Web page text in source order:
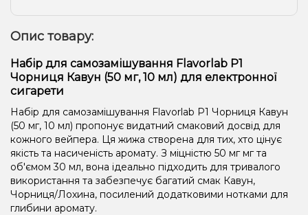
Опис товару:
Набір для самозамішування Flavorlab Р1
Чорниця Кавун (50 мг, 10 мл) для електронної
сигарети
Набір для самозамішування Flavorlab Р1 Чорниця Кавун
(50 мг, 10 мл) пропонує видатний смаковий досвід для
кожного вейпера. Ця жижа створена для тих, хто цінує
якість та насиченість аромату. З міцністю 50 мг мг та
об'ємом 30 мл, вона ідеально підходить для тривалого
використання та забезпечує багатий смак Кавун,
Чорниця/Лохина, посилений додатковими нотками для
глибини аромату.